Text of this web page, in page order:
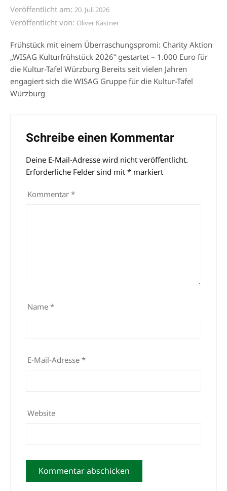
Veröffentlicht am: 20. Juli 2026
Veröffentlicht von: Oliver Kastner
Frühstück mit einem Überraschungspromi: Charity Aktion
„WISAG Kulturfrühstück 2026“ gestartet – 1.000 Euro für
die Kultur-Tafel Würzburg Bereits seit vielen Jahren
engagiert sich die WISAG Gruppe für die Kultur-Tafel
Würzburg
Schreibe einen Kommentar
Deine E-Mail-Adresse wird nicht veröffentlicht.
Erforderliche Felder sind mit * markiert
Kommentar *
Name *
E-Mail-Adresse *
Website
Alternative: